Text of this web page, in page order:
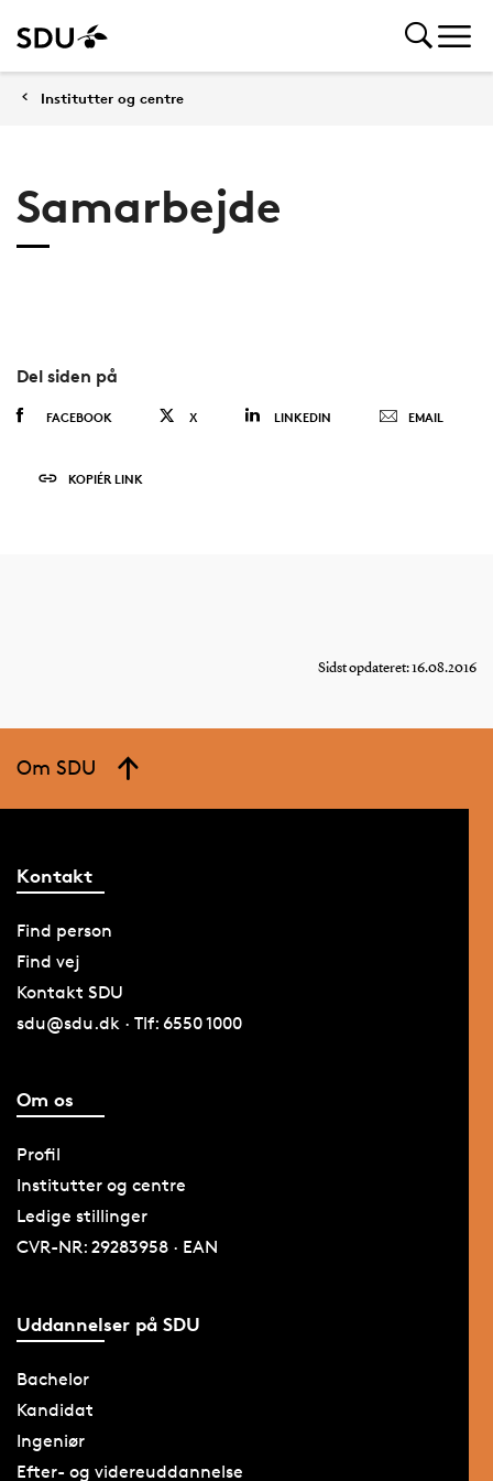
Institutter og centre
Samarbejde
Del siden på
FACEBOOK X LINKEDIN EMAIL
KOPIÉR LINK
Sidst opdateret: 16.08.2016
Om SDU
Kontakt
Find person
Find vej
Kontakt SDU
sdu@sdu.dk · Tlf: 6550 1000
Om os
Profil
Institutter og centre
Ledige stillinger
CVR-NR: 29283958 · EAN
Uddannelser på SDU
Bachelor
Kandidat
Ingeniør
Efter- og videreuddannelse